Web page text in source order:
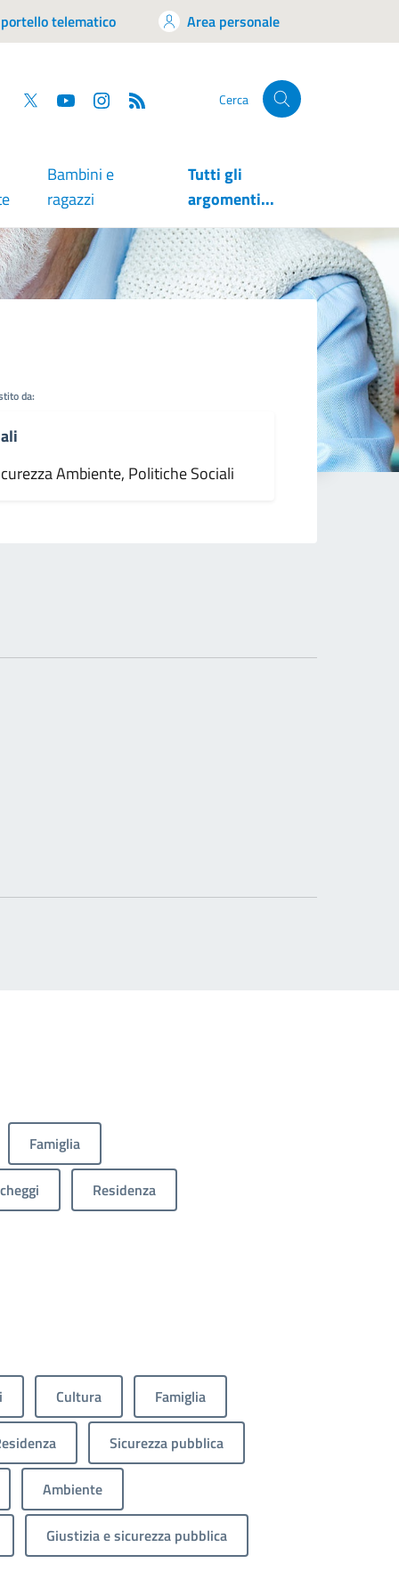
telematico Area personale
Facebook
Twitter YouTube Cerca
Bambini e
ragazzi
Tutti gli
argomenti...
da:
Ambiente, Politiche Sociali
Famiglia
Residenza
Cultura Famiglia
Sicurezza pubblica
Ambiente
Giustizia e sicurezza pubblica